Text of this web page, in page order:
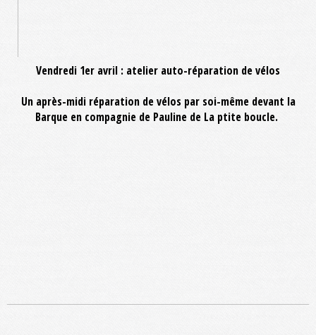
Vendredi 1er avril : atelier auto-réparation de vélos
Un après-midi réparation de vélos par soi-même devant la
Barque en compagnie de Pauline de La ptite boucle.